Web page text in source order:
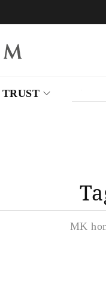
TRUST
MK